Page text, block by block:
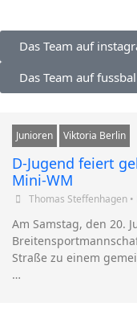
Das Team auf
Das Team auf
Junioren Viktoria Berlin
D-Jugend feiert
Mini-WM
Thomas Steffenhagen •
Am Samstag, den 20.
Straße zu einem
…